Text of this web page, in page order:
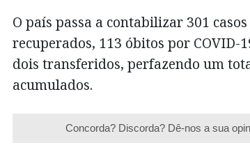
O país passa a contabilizar 301
recuperados, 113 óbitos por COVID-
dois transferidos, perfazendo um
acumulados.
Concorda? Discorda? Dê-nos a sua